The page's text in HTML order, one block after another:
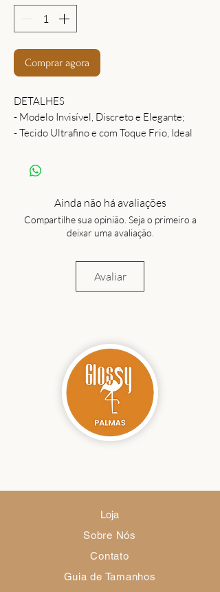
Comprar agora
DETALHES
- Modelo Invisível, Discreto e Elegante;
- Tecido Ultrafino e com Toque Frio, Ideal
- Solado Reforçado para Mais Resistência e
Segurança;
- Conforto Que Acompanha Seus
Movimentos do Inicío Ao Fim do Treino.
Perfeita para Quem Não Abre Mão de Bem-
Ainda não há avaliações
Compartilhe sua opinião. Seja o primeiro a
deixar uma avaliação.
Avaliar
Loja
Sobre Nós
Contato
Guia de Tamanhos